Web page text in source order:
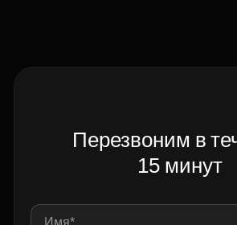
Перезвоним в
15 минут